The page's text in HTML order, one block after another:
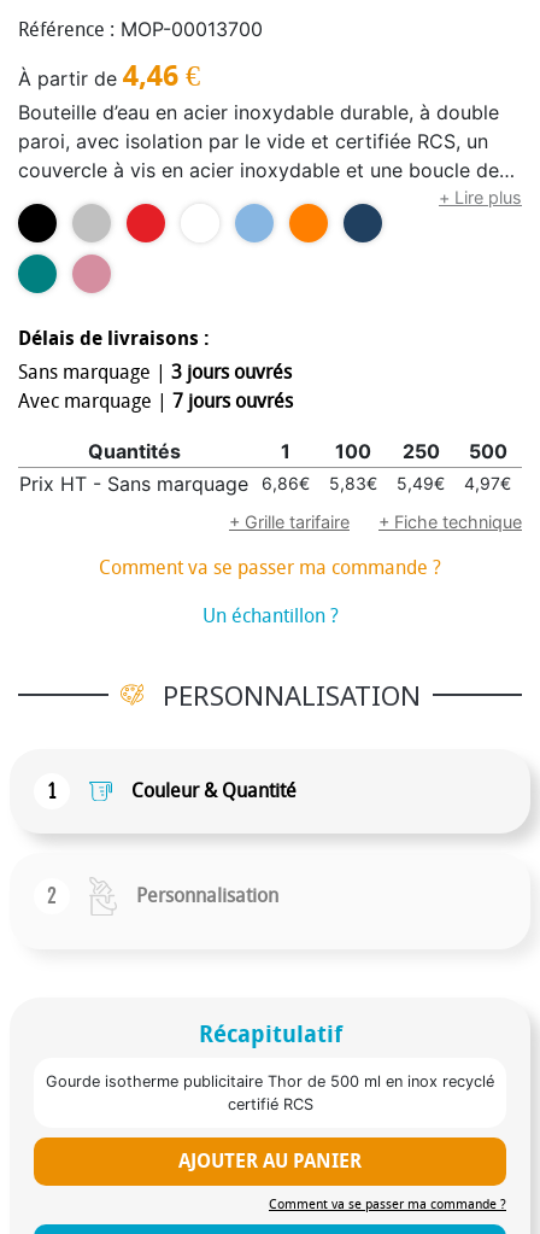
Référence : MOP-00013700
À partir de 4,46 €
Bouteille d’eau en acier inoxydable durable, à double
paroi, avec isolation par le vide et certifiée RCS, un
couvercle à vis en acier inoxydable et une boucle de
poignée en acier inoxydable durable. Capacité :
500 ml. Étanche. Présentée dans une boîte cadeau.
+ Lire plus
Délais de livraisons :
Sans marquage | 3 jours ouvrés
Avec marquage | 7 jours ouvrés
Quantités 1 100 250 500
Prix HT - Sans marquage
6,86€ 5,83€ 5,49€ 4,97€
+ Grille tarifaire
+ Fiche technique
Comment va se passer ma commande ?
Un échantillon ?
PERSONNALISATION
1 Couleur & Quantité
2 Personnalisation
Récapitulatif
Gourde isotherme publicitaire Thor de 500 ml en inox recyclé
certifié RCS
AJOUTER AU PANIER
Comment va se passer ma commande ?